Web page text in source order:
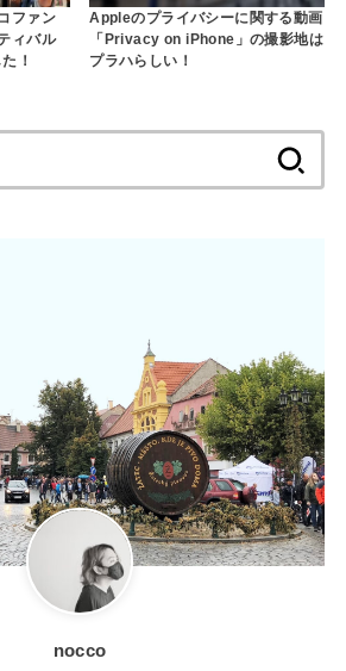
ファン
ィバル
！
Appleのプライバシーに関する動画
「Privacy on iPhone」の撮影地は
プラハらしい！
索:
nocco